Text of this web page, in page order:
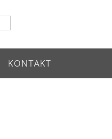
KONTAKT